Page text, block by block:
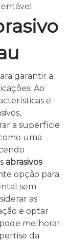
garantir a
Ao
e
a superfície
uma
abrasivos
opção para
sem
as
e optar
melhorar
da